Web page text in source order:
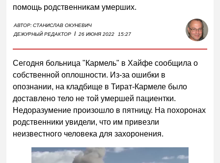
помощь родственникам умерших.
АВТОР:СТАНИСЛАВ ОКУНЕВИЧ
ДЕЖУРНЫЙ РЕДАКТОР I 26 ИЮНЯ 2022 15:27
Сегодня больница "Кармель" в Хайфе сообщила о
собственной оплошности. Из-за ошибки в
опознании, на кладбище в Тират-Кармеле было
доставлено тело не той умершей пациентки.
Недоразумение произошло в пятницу. На похоронах
родственники увидели, что им привезли
неизвестного человека для захоронения.